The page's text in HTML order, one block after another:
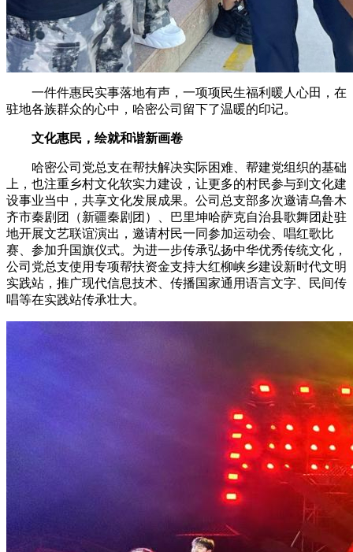
一件件惠民实事落地有声，一项项民生福利暖人心田，在
驻地各族群众的心中，哈密公司留下了温暖的印记。
文化惠民，绘就和谐新画卷
哈密公司党总支在帮扶解决实际困难、帮建党组织的基础
上，也注重乡村文化软实力建设，让更多的村民参与到文化建
设事业当中，共享文化发展成果。公司总支部多次邀请乌鲁木
齐市秦剧团（新疆秦剧团）、巴里坤哈萨克自治县歌舞团赴驻
地开展文艺联谊演出，邀请村民一同参加运动会、唱红歌比
赛、参加升国旗仪式。为进一步传承弘扬中华优秀传统文化，
公司党总支使用专项帮扶资金支持大红柳峡乡建设新时代文明
实践站，推广现代信息技术、传播国家通用语言文字、民间传
唱等在实践站传承壮大。